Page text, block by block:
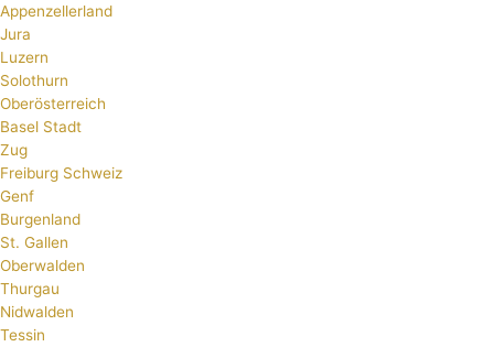
Appenzellerland
Jura
Luzern
Solothurn
Oberösterreich
Basel Stadt
Zug
Freiburg Schweiz
Genf
Burgenland
St. Gallen
Oberwalden
Thurgau
Nidwalden
Tessin